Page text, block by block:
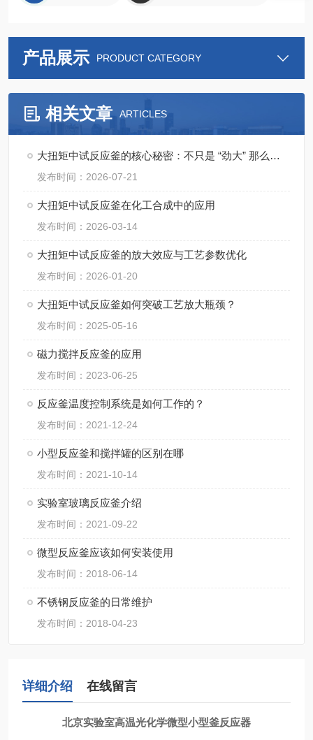
产品展示 PRODUCT CATEGORY
相关文章 ARTICLES
大扭矩中试反应釜的核心秘密：不只是 “劲大” 那么简单
发布时间：2026-07-21
大扭矩中试反应釜在化工合成中的应用
发布时间：2026-03-14
大扭矩中试反应釜的放大效应与工艺参数优化
发布时间：2026-01-20
大扭矩中试反应釜如何突破工艺放大瓶颈？
发布时间：2025-05-16
磁力搅拌反应釜的应用
发布时间：2023-06-25
反应釜温度控制系统是如何工作的？
发布时间：2021-12-24
小型反应釜和搅拌罐的区别在哪
发布时间：2021-10-14
实验室玻璃反应釜介绍
发布时间：2021-09-22
微型反应釜应该如何安装使用
发布时间：2018-06-14
不锈钢反应釜的日常维护
发布时间：2018-04-23
详细介绍 在线留言
北京实验室高温光化学微型小型釜反应器